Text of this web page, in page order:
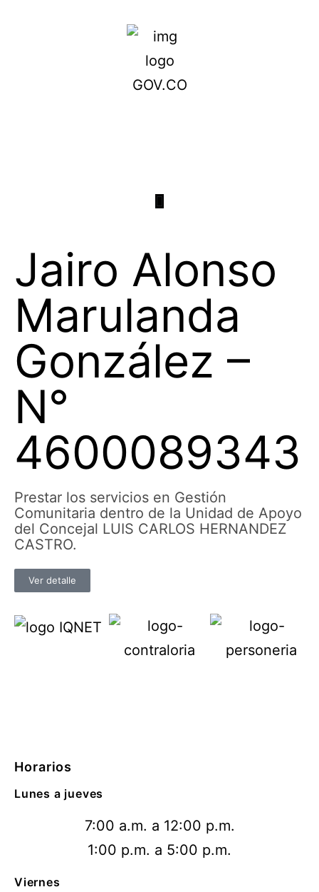
Jairo Alonso
Marulanda
González –
N°
4600089343
Prestar los servicios en Gestión
Comunitaria dentro de la Unidad de Apoyo
del Concejal LUIS CARLOS HERNANDEZ
CASTRO.
Ver detalle
Horarios
Lunes a jueves
7:00 a.m. a 12:00 p.m.
1:00 p.m. a 5:00 p.m.
Viernes